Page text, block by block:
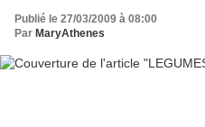
Publié le 27/03/2009 à 08:00
Par MaryAthenes